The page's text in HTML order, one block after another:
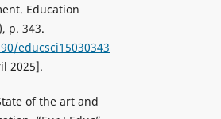
Education
p. 343.
educsci15030343
2025].
of the art and